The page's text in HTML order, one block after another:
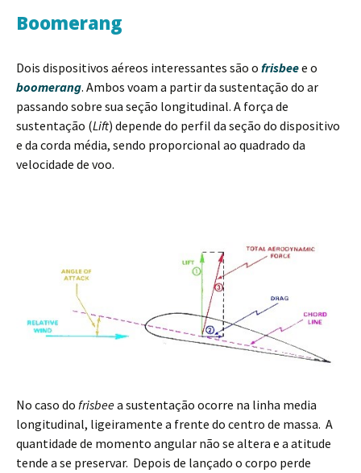
Boomerang
Dois dispositivos aéreos interessantes são o frisbeee o
boomerang. Ambos voam a partir da sustentação do ar
passando sobre sua seção longitudinal. A força de
sustentação (Lift) depende do perfil da seção do dispositivo
e da corda média, sendo proporcional ao quadrado da
velocidade de voo.
No caso do frisbeea sustentação ocorre na linha media
longitudinal, ligeiramente a frente do centro de massa. A
quantidade de momento angular não se altera e a atitude
tende a se preservar. Depois de lançado o corpo perde